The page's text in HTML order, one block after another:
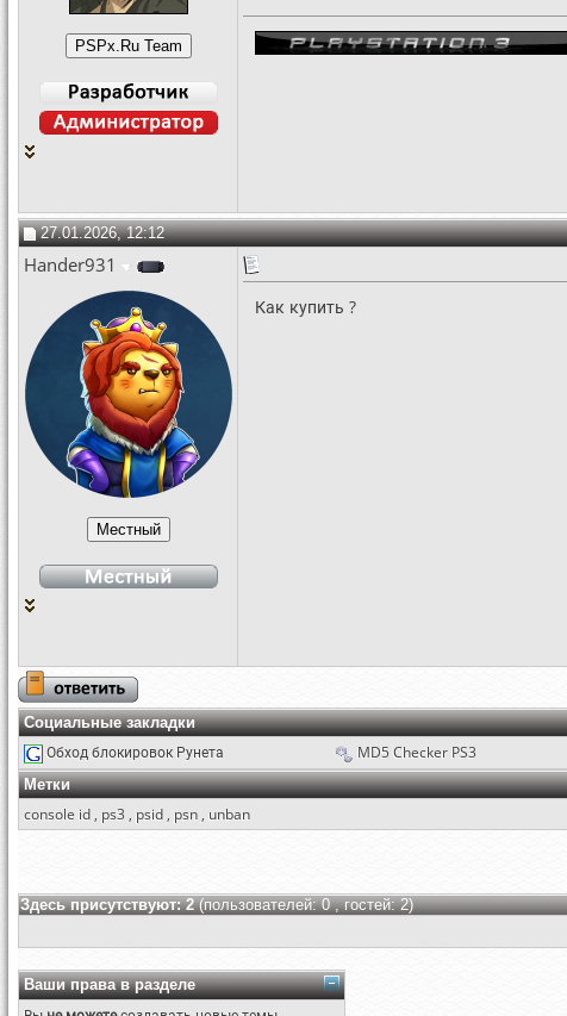
27.01.2026, 12:12
Hander931
Как купить ?
Социальные закладки
Обход блокировок Рунета MD5 Checker PS3
Метки
console id , ps3 , psid , psn , unban
Здесь присутствуют: 2(пользователей: 0 , гостей: 2)
Ваши права в разделе